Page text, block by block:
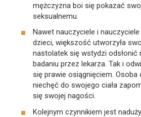
mężczyzna boi się pokazać
seksualnemu.
Nawet nauczyciele i
dzieci, większość utworzyła
nastolatek się wstydzi odsłonić
badaniu przez lekarza. Tak i
się prawie osiągnięciem. Osoba
niechęć do swojego ciała
się swojej nagości.
Kolejnym czynnikiem jest